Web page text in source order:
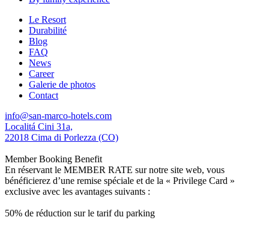
Le Resort
Durabilité
Blog
FAQ
News
Career
Galerie de photos
Contact
info@san-marco-hotels.com
Localitá Cini 31a,
22018 Cima di Porlezza (CO)
Member Booking Benefit
En réservant le MEMBER RATE sur notre site web, vous
bénéficierez d’une remise spéciale et de la « Privilege Card »
exclusive avec les avantages suivants :
50% de réduction sur le tarif du parking